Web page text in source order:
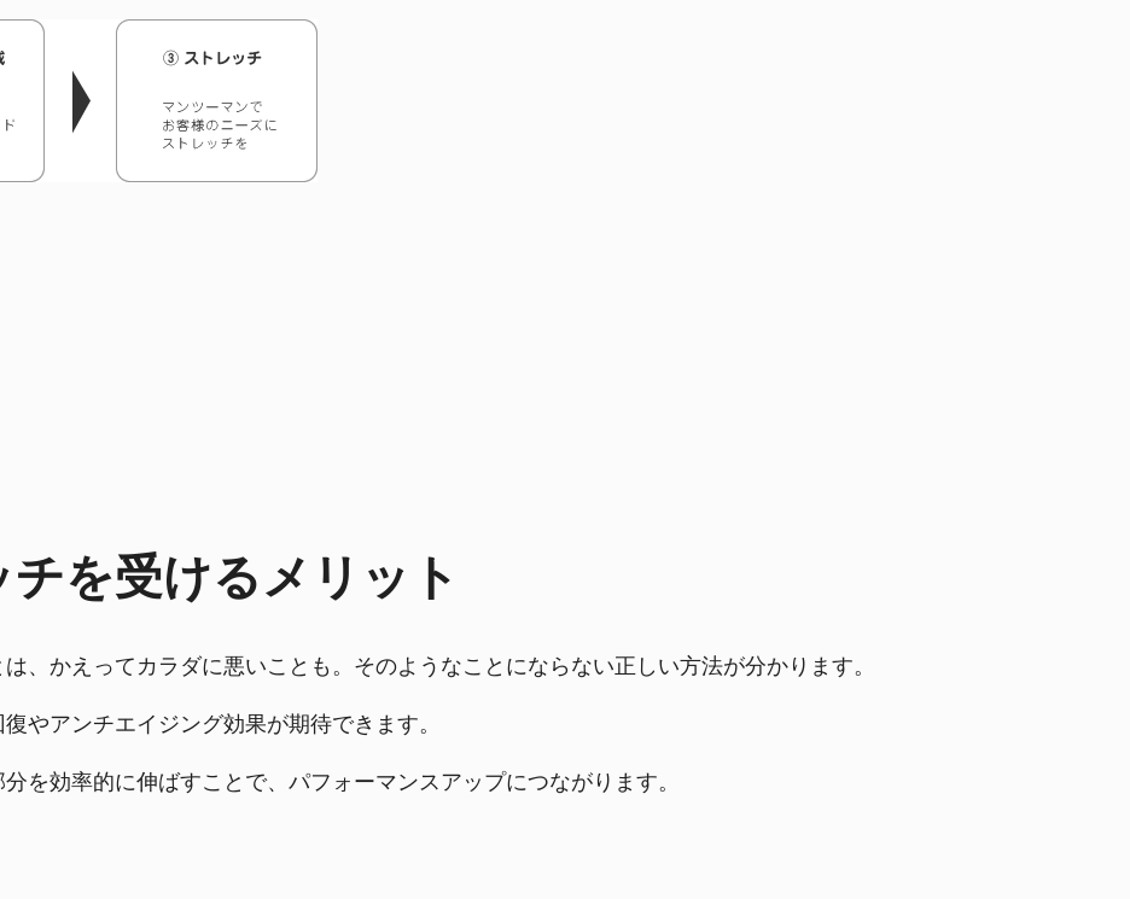
を受けるメリット
、かえってカラダに悪いことも。そのようなことにならない正しい方法が分かります。
やアンチエイジング効果が期待できます。
を効率的に伸ばすことで、パフォーマンスアップにつながります。